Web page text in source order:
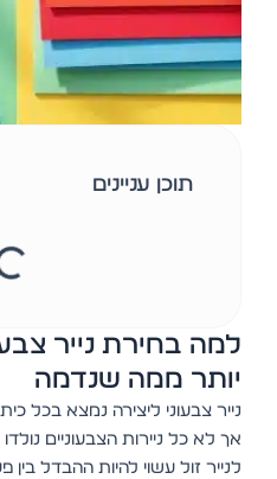
תוכן עניינים
למה בחירת נייר
יותר ממה שנדמה
נייר צבעוני ליצירה נמצא בכל
אך לא כל ניירות הצבעוניים נולדו
לנייר זול עשוי להיות ההבדל בין